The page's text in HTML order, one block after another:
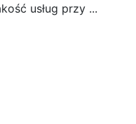
usług przy ...